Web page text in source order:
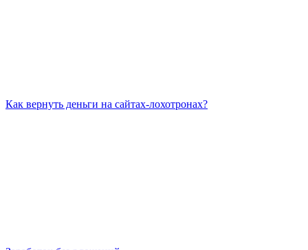
Как вернуть деньги на сайтах-лохотронах?